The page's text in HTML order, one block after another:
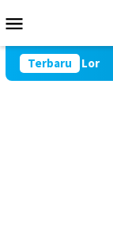
ke
Mobile
Terbaru
Bulu Lor